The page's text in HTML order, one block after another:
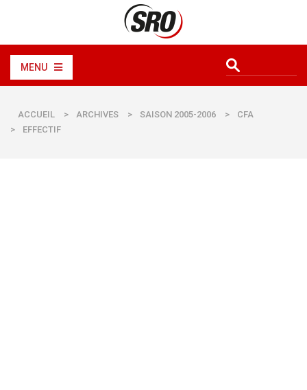
MENU
ACCUEIL > ARCHIVES > SAISON 2005-2006 >
CFA
>
EFFECTIF